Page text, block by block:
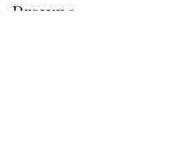
Prawne